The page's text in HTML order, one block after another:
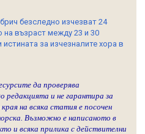
безследно изчезват 24
на възраст между 23 и 30
за изчезналите хора в
да проверява
редакцията и не гарантира за
на всяка статия е посочен
Възможно е написаното в
и всяка прилика с действителни